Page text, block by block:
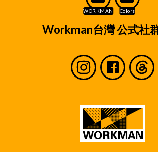
Workman台灣 公式社